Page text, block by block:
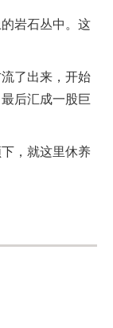
岩石丛中。这
了出来，开始
后汇成一股巨
，就这里休养